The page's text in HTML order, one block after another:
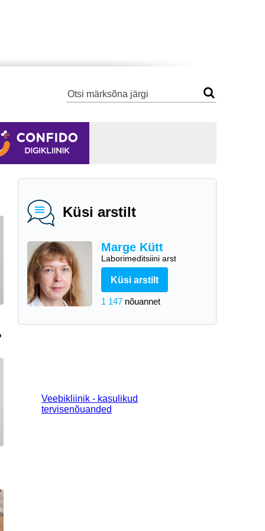
Küsi arstilt
Marge Kütt
Laborimeditsiini arst
Küsi arstilt
1 147 nõuannet
Veebikliinik - kasulikud
tervisenõuanded